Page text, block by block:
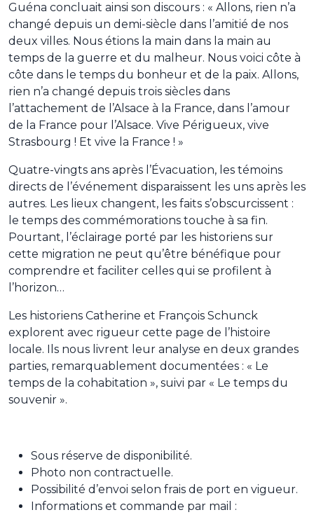
Guéna concluait ainsi son discours : « Allons, rien n’a
changé depuis un demi-siècle dans l’amitié de nos
deux villes. Nous étions la main dans la main au
temps de la guerre et du malheur. Nous voici côte à
côte dans le temps du bonheur et de la paix. Allons,
rien n’a changé depuis trois siècles dans
l’attachement de l’Alsace à la France, dans l’amour
de la France pour l’Alsace. Vive Périgueux, vive
Strasbourg ! Et vive la France ! »
Quatre-vingts ans après l’Évacuation, les témoins
directs de l’événement disparaissent les uns après les
autres. Les lieux changent, les faits s’obscurcissent :
le temps des commémorations touche à sa fin.
Pourtant, l’éclairage porté par les historiens sur
cette migration ne peut qu’être bénéfique pour
comprendre et faciliter celles qui se profilent à
l’horizon…
Les historiens Catherine et François Schunck
explorent avec rigueur cette page de l’histoire
locale. Ils nous livrent leur analyse en deux grandes
parties, remarquablement documentées : « Le
temps de la cohabitation », suivi par « Le temps du
souvenir ».
Sous réserve de disponibilité.
Photo non contractuelle.
Possibilité d’envoi selon frais de port en vigueur.
Informations et commande par mail :